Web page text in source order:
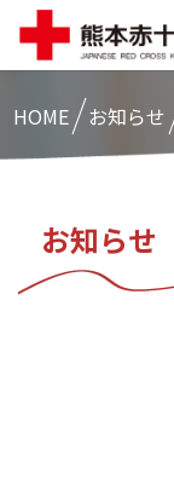
HOME お知らせ
お知らせ